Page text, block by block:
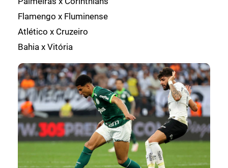
Flamengo x Fluminense
Atlético x Cruzeiro
Bahia x Vitória